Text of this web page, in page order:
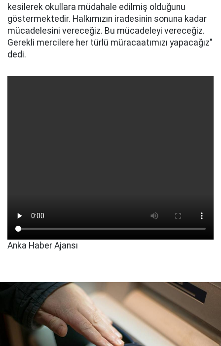
kesilerek okullara müdahale edilmiş olduğunu
göstermektedir. Halkımızın iradesinin sonuna kadar
mücadelesini vereceğiz. Bu mücadeleyi vereceğiz.
Gerekli mercilere her türlü müracaatımızı yapacağız"
dedi.
Anka Haber Ajansı